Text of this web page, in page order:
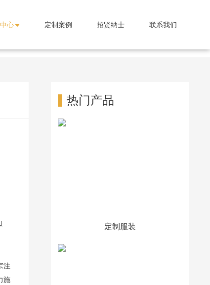
心 定制案例 招贤纳士 联系我们
注
施
热门产品
定制服装